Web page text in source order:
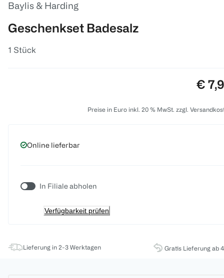
Baylis & Harding
Geschenkset Badesalz
1 Stück
€
Preise in Euro inkl. 20 % MwSt. zzgl.
Online lieferbar
In Filiale abholen
Verfügbarkeit prüfen
Lieferung in 2-3 Werktagen Gratis Lieferung ab